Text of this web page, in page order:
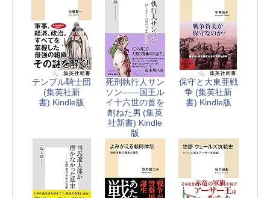
テンプル騎士団
(集英社新
書) Kindle版
死刑執行人サン
ソン――国王ル
イ十六世の首を
刎ねた男 (集英
社新書) Kindle
版
保守と大東亜戦
争 (集英社新
書) Kindle版